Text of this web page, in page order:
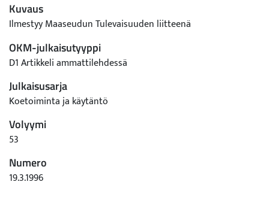
Kuvaus
Ilmestyy Maaseudun Tulevaisuuden liitteenä
OKM-julkaisutyyppi
D1 Artikkeli ammattilehdessä
Julkaisusarja
Koetoiminta ja käytäntö
Volyymi
53
Numero
19.3.1996